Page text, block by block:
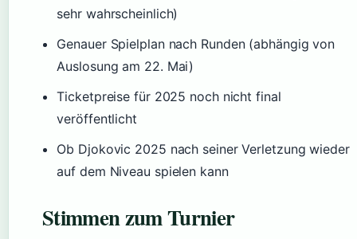
sehr wahrscheinlich)
Genauer Spielplan nach Runden (abhängig von
Auslosung am 22. Mai)
Ticketpreise für 2025 noch nicht final
veröffentlicht
Ob Djokovic 2025 nach seiner Verletzung wieder
auf dem Niveau spielen kann
Stimmen zum Turnier